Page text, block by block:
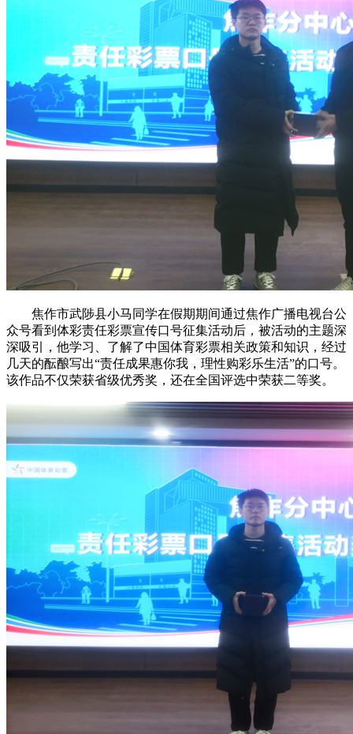
焦作市武陟县小马同学在假期期间通过焦作广播电视台公
众号看到体彩责任彩票宣传口号征集活动后，被活动的主题深
深吸引，他学习、了解了中国体育彩票相关政策和知识，经过
几天的酝酿写出“责任成果惠你我，理性购彩乐生活”的口号。
该作品不仅荣获省级优秀奖，还在全国评选中荣获二等奖。